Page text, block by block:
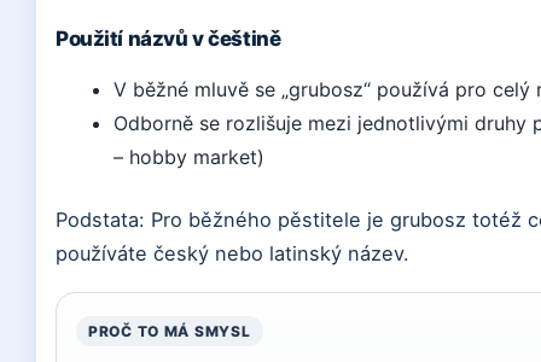
Použití názvů v češtině
V běžné mluvě se „grubosz“ používá pro
Odborně se rozlišuje mezi jednotlivými druhy
– hobby market)
Podstata: Pro běžného pěstitele je grubosz totéž
používáte český nebo latinský název.
PROČ TO MÁ SMYSL